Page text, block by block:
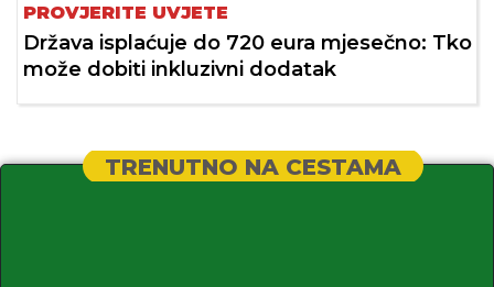
PROVJERITE UVJETE
Država isplaćuje do 720 eura mjesečno: Tko
može dobiti inkluzivni dodatak
TRENUTNO NA CESTAMA